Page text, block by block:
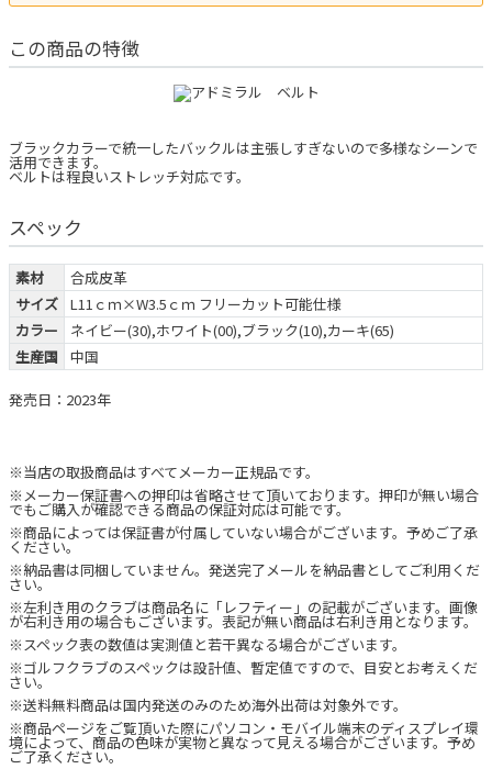
この商品の特徴
ブラックカラーで統一したバックルは主張しすぎないので多様なシーンで
活用できます。
ベルトは程良いストレッチ対応です。
スペック
素材
合成皮革
サイズ L11ｃｍ×W3.5ｃｍ フリーカット可能仕様
カラー
ネイビー(30),ホワイト(00),ブラック(10),カーキ(65)
生産国
中国
発売日：2023年
※当店の取扱商品はすべてメーカー正規品です。
※メーカー保証書への押印は省略させて頂いております。押印が無い場合
でもご購入が確認できる商品の保証対応は可能です。
※商品によっては保証書が付属していない場合がございます。予めご了承
ください。
※納品書は同梱していません。発送完了メールを納品書としてご利用くだ
さい。
※左利き用のクラブは商品名に「レフティー」の記載がございます。画像
が右利き用の場合もございます。表記が無い商品は右利き用となります。
※スペック表の数値は実測値と若干異なる場合がございます。
※ゴルフクラブのスペックは設計値、暫定値ですので、目安とお考えくだ
さい。
※送料無料商品は国内発送のみのため海外出荷は対象外です。
※商品ページをご覧頂いた際にパソコン・モバイル端末のディスプレイ環
境によって、商品の色味が実物と異なって見える場合がございます。予め
ご了承ください。